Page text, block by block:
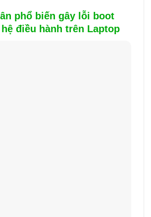
phổ biến gây lỗi boot
điều hành trên Laptop